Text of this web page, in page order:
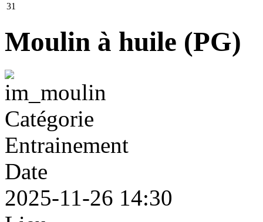
31
Moulin à huile (PG)
Catégorie
Entrainement
Date
2025-11-26 14:30